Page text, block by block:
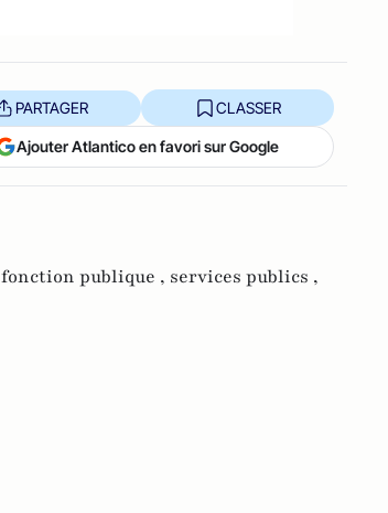
PARTAGER CLASSER
Ajouter Atlantico en favori sur Google
fonction publique , services publics ,